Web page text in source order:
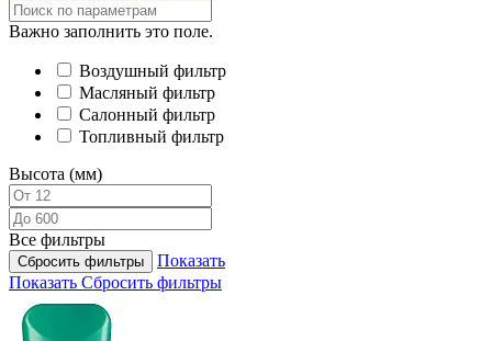
Важно заполнить это поле.
Воздушный фильтр
Масляный фильтр
Салонный фильтр
Топливный фильтр
Высота (мм)
Все фильтры
Сбросить фильтры
Показать
Показать Сбросить фильтры